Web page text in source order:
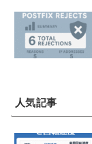
人気記事